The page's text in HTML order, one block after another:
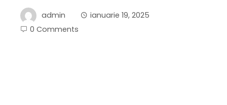
admin
ianuarie 19, 2025
0 Comments